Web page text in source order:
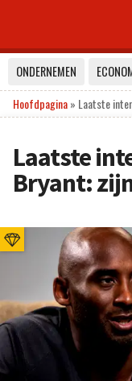
ONDERNEMEN
Hoofdpagina» Laatste
Laatste
Bryant: